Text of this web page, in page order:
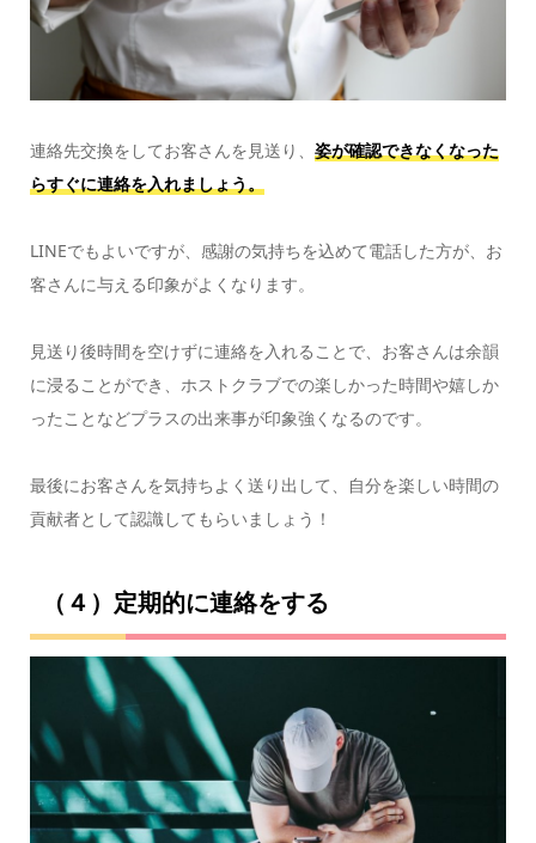
連絡先交換をしてお客さんを見送り、 姿が確認できなくなった
らすぐに連絡を入れましょう。
LINEでもよいですが、感謝の気持ちを込めて電話した方が、お
客さんに与える印象がよくなります。
見送り後時間を空けずに連絡を入れることで、お客さんは余韻
に浸ることができ、ホストクラブでの楽しかった時間や嬉しか
ったことなどプラスの出来事が印象強くなるのです。
最後にお客さんを気持ちよく送り出して、自分を楽しい時間の
貢献者として認識してもらいましょう！
（４）定期的に連絡をする